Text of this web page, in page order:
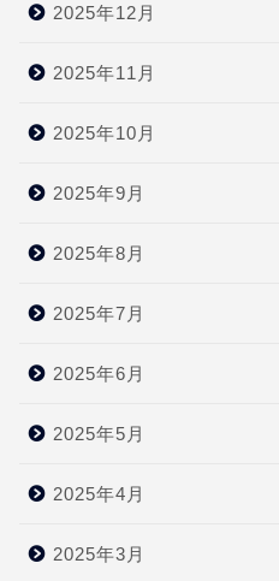
2025年12月
2025年11月
2025年10月
2025年9月
2025年8月
2025年7月
2025年6月
2025年5月
2025年4月
2025年3月